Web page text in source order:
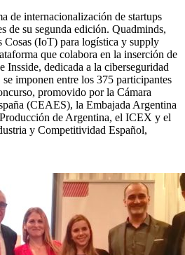
de internacionalización de startups
de su segunda edición. Quadminds,
Cosas (IoT) para logística y supply
que colabora en la inserción de
Insside, dedicada a la ciberseguridad
imponen entre los 375 participantes
promovido por la Cámara
(CEAES), la Embajada Argentina
de Argentina, el ICEX y el
y Competitividad Español,